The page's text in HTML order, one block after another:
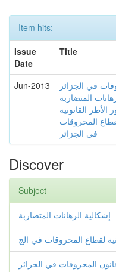
Item hits:
Issue
Date
Title
Jun-2013
في الجزائر
المتضاربة
القانونية
المحروقات
في الجزائر
Discover
Subject
إشكالية الرهانات المتضاربة
المحروقات في الجزائر